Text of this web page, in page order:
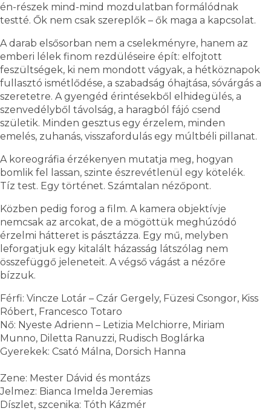
én-részek mind-mind mozdulatban formálódnak
testté. Ők nem csak szereplők – ők maga a kapcsolat.
A darab elsősorban nem a cselekményre, hanem az
emberi lélek finom rezdüléseire épít: elfojtott
feszültségek, ki nem mondott vágyak, a hétköznapok
fullasztó ismétlődése, a szabadság óhajtása, sóvárgás a
szeretetre. A gyengéd érintésekből elhidegülés, a
szenvedélyből távolság, a haragból fájó csend
születik. Minden gesztus egy érzelem, minden
emelés, zuhanás, visszafordulás egy múltbéli pillanat.
A koreográfia érzékenyen mutatja meg, hogyan
bomlik fel lassan, szinte észrevétlenül egy kötelék.
Tíz test. Egy történet. Számtalan nézőpont.
Közben pedig forog a film. A kamera objektívje
nemcsak az arcokat, de a mögöttük meghúzódó
érzelmi hátteret is pásztázza. Egy mű, melyben
leforgatjuk egy kitalált házasság látszólag nem
összefüggő jeleneteit. A végső vágást a nézőre
bízzuk.
Férfi: Vincze Lotár – Czár Gergely, Füzesi Csongor, Kiss
Róbert, Francesco Totaro
Nő: Nyeste Adrienn – Letizia Melchiorre, Miriam
Munno, Diletta Ranuzzi, Rudisch Boglárka
Gyerekek: Csató Málna, Dorsich Hanna
Zene: Mester Dávid és montázs
Jelmez: Bianca Imelda Jeremias
Díszlet, szcenika: Tóth Kázmér